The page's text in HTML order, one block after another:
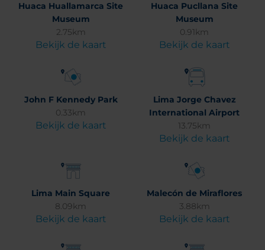
Huaca Huallamarca Site
Museum
2.75km
Bekijk de kaart
Huaca Pucllana Site
Museum
0.91km
Bekijk de kaart
John F Kennedy Park
0.33km
Bekijk de kaart
Lima Jorge Chavez
International Airport
13.75km
Bekijk de kaart
Lima Main Square
8.09km
Bekijk de kaart
Malecón de Miraflores
3.88km
Bekijk de kaart